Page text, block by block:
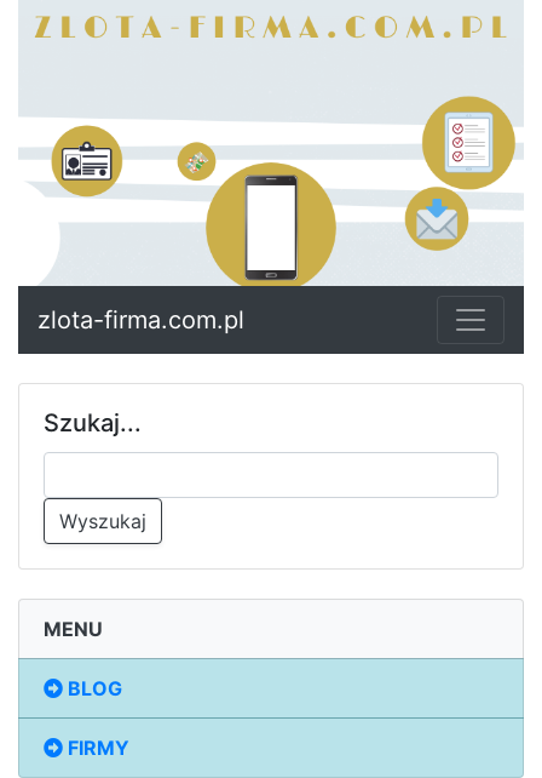
zlota-firma.com.pl
Szukaj...
Wyszukaj
MENU
BLOG
FIRMY